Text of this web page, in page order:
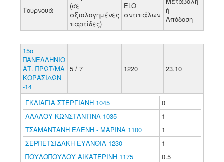
Τουρνουά
(σε
αξιολογημένες
παρτίδες)
ELO
αντιπάλων
ή
Απόδοση
15ο
ΠΑΝΕΛΛΗΝΙΟ
ΑΤ. ΠΡΩΤ/ΜΑ
ΚΟΡΑΣΙΔΩΝ
-14
5 / 7 1220 23.10
ΓΚΛΙΑΓΙΑ ΣΤΕΡΓΙΑΝΗ 1045
0
ΛΑΛΛΟΥ ΚΩΝΣΤΑΝΤΙΝΑ 1035
1
ΤΣΑΜΑΝΤΑΝΗ ΕΛΕΝΗ - ΜΑΡΙΝΑ 1100
1
ΣΕΡΠΕΤΣΙΔΑΚΗ ΕΥΑΝΘΙΑ 1230
1
ΠΟΥΛΟΠΟΥΛΟΥ ΑΙΚΑΤΕΡΙΝΗ 1175
0.5